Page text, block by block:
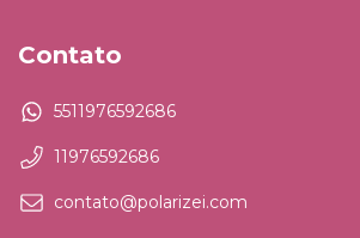
Contato
5511976592686
11976592686
contato@polarizei.com